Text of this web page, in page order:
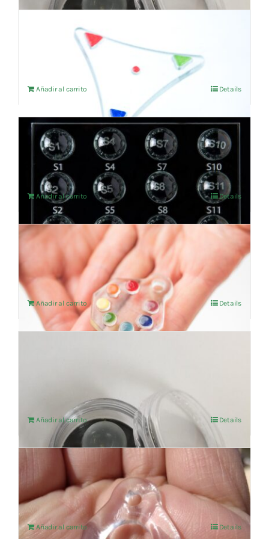
Tripuntor Rojo
IVA no incluído
Añadir al carrito Details
SET DE SALES TISULARES
942,15€ IVA no incluído
Añadir al carrito Details
Sello de Chakras
IVA no incluído
Añadir al carrito Details
Añadir al carrito Details
T-143 Immunity
202,48 IVA no incluído
Añadir al carrito Details